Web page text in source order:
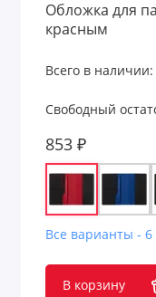
Обложка для
красным
Всего в наличии:
Свободный
853 ₽
Все варианты -
В корзину